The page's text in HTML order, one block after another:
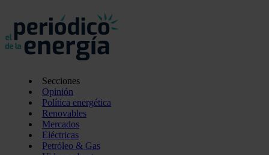
Secciones
Opinión
Política energética
Renovables
Mercados
Eléctricas
Petróleo & Gas